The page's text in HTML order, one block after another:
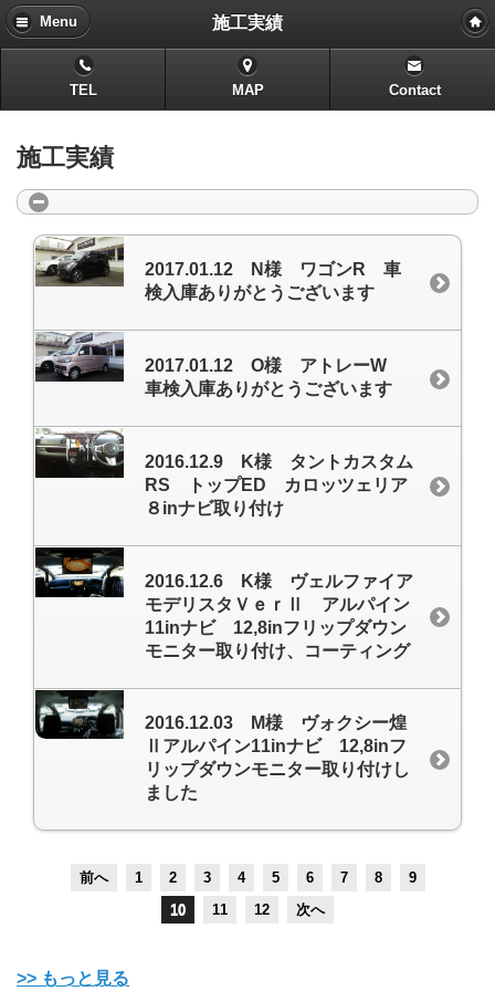
Menu 施工実績
TEL MAP Contact
施工実績
2017.01.12 N様 ワゴンR 車
検入庫ありがとうございます
2017.01.12 O様 アトレーW
車検入庫ありがとうございます
2016.12.9 K様 タントカスタム
RS トップED カロッツェリア
８inナビ取り付け
2016.12.6 K様 ヴェルファイア
モデリスタＶｅｒⅡ アルパイン
11inナビ 12,8inフリップダウン
モニター取り付け、コーティング
2016.12.03 M様 ヴォクシー煌
Ⅱアルパイン11inナビ 12,8inフ
リップダウンモニター取り付けし
ました
前へ 1 2 3 4 5 6 7 8
9
10
11 12 次へ
>> もっと見る